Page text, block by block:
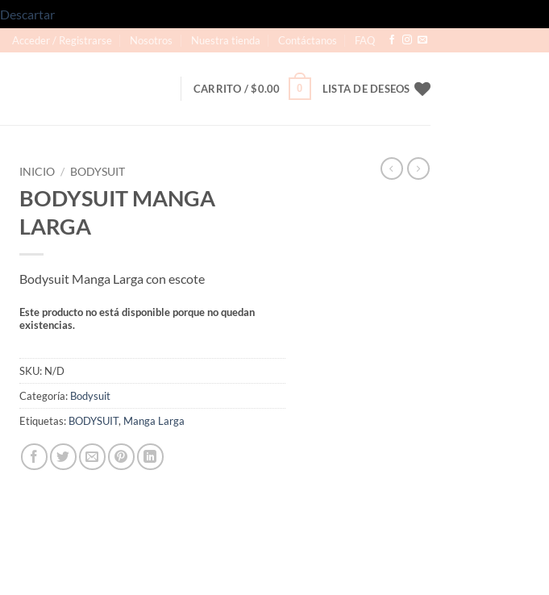
Descartar
Acceder / Registrarse Nosotros Nuestra tienda Contáctanos FAQ
CARRITO /$0.00 0 LISTA DE DESEOS
INICIO / BODYSUIT
BODYSUIT MANGA
LARGA
Bodysuit Manga Larga con escote
Este producto no está disponible porque no quedan
existencias.
SKU: N/D
Categoría: Bodysuit
Etiquetas: BODYSUIT, Manga Larga